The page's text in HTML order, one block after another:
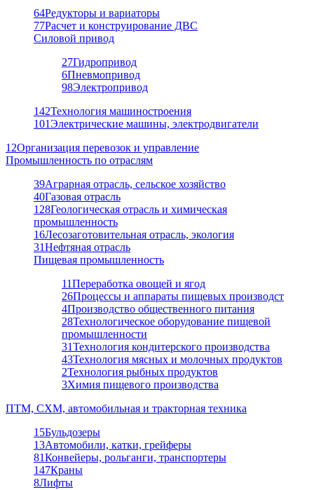
64Редукторы и вариаторы
77Расчет и конструирование ДВС
Силовой привод
27Гидропривод
6Пневмопривод
98Электропривод
142Технология машиностроения
101Электрические машины, электродвигатели
12Организация перевозок и управление
Промышленность по отраслям
39Аграрная отрасль, сельское хозяйство
40Газовая отрасль
128Геологическая отрасль и химическая
промышленность
16Лесозаготовительная отрасль, экология
31Нефтяная отрасль
Пищевая промышленность
11Переработка овощей и ягод
26Процессы и аппараты пищевых производст
4Производство общественного питания
28Технологическое оборудование пищевой
промышленности
31Технология кондитерского производства
43Технология мясных и молочных продуктов
2Технология рыбных продуктов
3Химия пищевого производства
ПТМ, СХМ, автомобильная и тракторная техника
15Бульдозеры
13Автомобили, катки, грейферы
81Конвейеры, рольганги, транспортеры
147Краны
8Лифты